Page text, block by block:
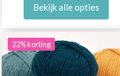
Bekijk alle opties
22% korting